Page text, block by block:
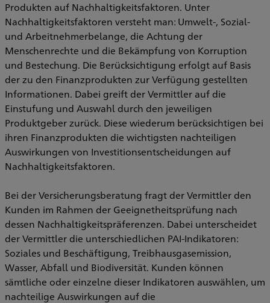
Produkten auf Nachhaltigkeitsfaktoren. Unter
Nachhaltigkeitsfaktoren versteht man: Umwelt-, Sozial-
und Arbeitnehmerbelange, die Achtung der
Menschenrechte und die Bekämpfung von Korruption
und Bestechung. Die Berücksichtigung erfolgt auf Basis
der zu den Finanzprodukten zur Verfügung gestellten
Informationen. Dabei greift der Vermittler auf die
Einstufung und Auswahl durch den jeweiligen
Produktgeber zurück. Diese wiederum berücksichtigen bei
ihren Finanzprodukten die wichtigsten nachteiligen
Auswirkungen von Investitionsentscheidungen auf
Nachhaltigkeitsfaktoren.
Bei der Versicherungsberatung fragt der Vermittler den
Kunden im Rahmen der Geeignetheitsprüfung nach
dessen Nachhaltigkeitspräferenzen. Dabei unterscheidet
der Vermittler die unterschiedlichen PAI-Indikatoren:
Soziales und Beschäftigung, Treibhausgasemission,
Wasser, Abfall und Biodiversität. Kunden können
sämtliche oder einzelne dieser Indikatoren auswählen, um
nachteilige Auswirkungen auf die